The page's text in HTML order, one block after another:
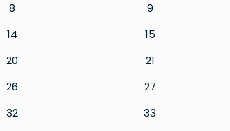
8 9
14 15
20 21
26 27
32 33